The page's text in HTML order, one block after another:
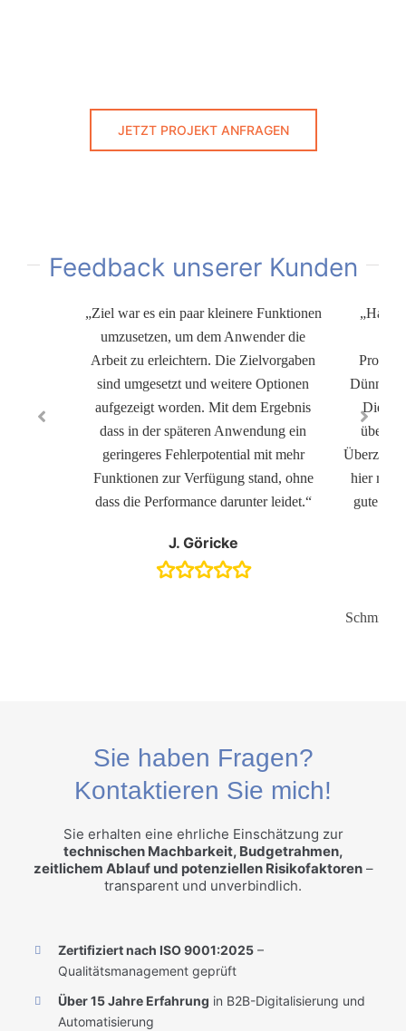
JETZT PROJEKT ANFRAGEN
Feedback unserer Kunden
„Ziel war es ein paar kleinere Funktionen
umzusetzen, um dem Anwender die
Arbeit zu erleichtern. Die Zielvorgaben
sind umgesetzt und weitere Optionen
aufgezeigt worden. Mit dem Ergebnis
dass in der späteren Anwendung ein
geringeres Fehlerpotential mit mehr
Funktionen zur Verfügung stand, ohne
dass die Performance darunter leidet.“
J. Göricke
„Hallo
Die
hier
gute
Schmidt
Sie haben Fragen?
Kontaktieren Sie mich!
Sie erhalten eine ehrliche Einschätzung zur
technischen Machbarkeit, Budgetrahmen,
zeitlichem Ablauf und potenziellen Risikofaktoren–
transparent und unverbindlich.
Zertifiziert nach ISO 9001:2025–
Qualitätsmanagement geprüft
Über 15 Jahre Erfahrung in B2B-Digitalisierung und
Automatisierung